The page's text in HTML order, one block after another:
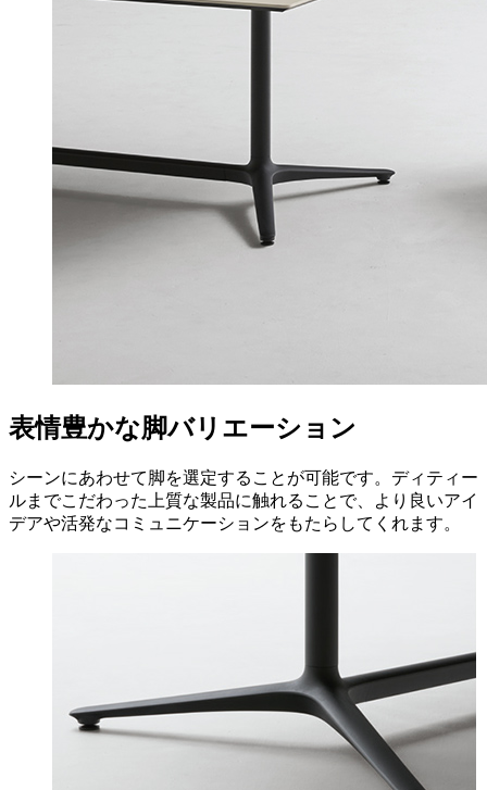
表情豊かな脚バリエーション
シーンにあわせて脚を選定することが可能です。ディティー
ルまでこだわった上質な製品に触れることで、より良いアイ
デアや活発なコミュニケーションをもたらしてくれます。